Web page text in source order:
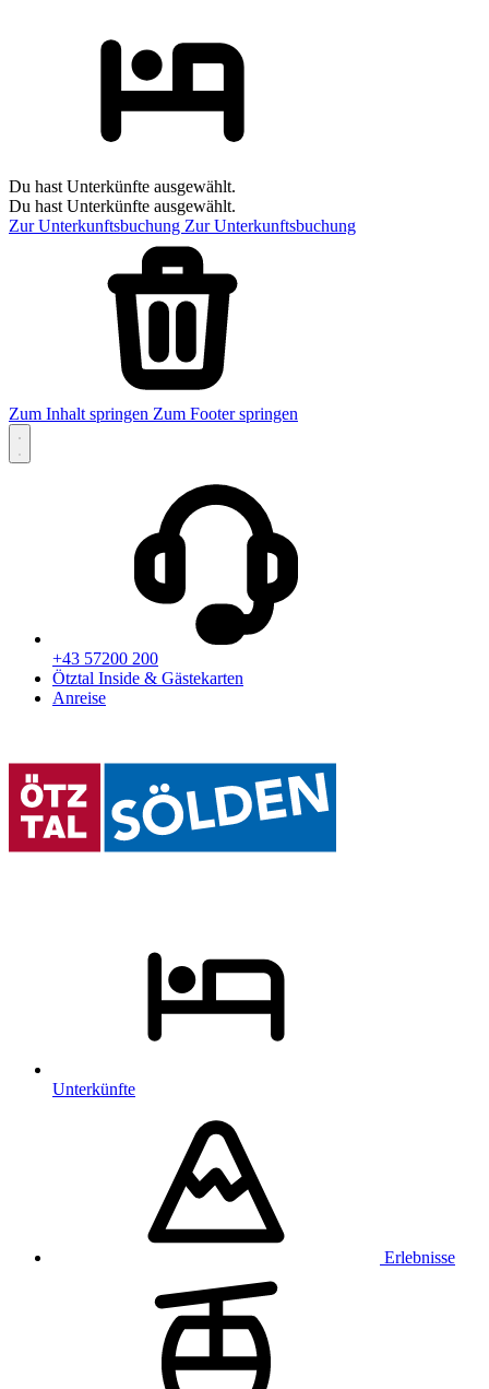
Du hast Unterkünfte ausgewählt.
Du hast Unterkünfte ausgewählt.
Zur Unterkunftsbuchung Zur Unterkunftsbuchung
Zum Inhalt springen Zum Footer springen
+43 57200 200
Ötztal Inside & Gästekarten
Anreise
Unterkünfte
Erlebnisse